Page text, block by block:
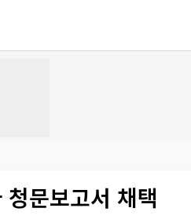
문보고서 채택